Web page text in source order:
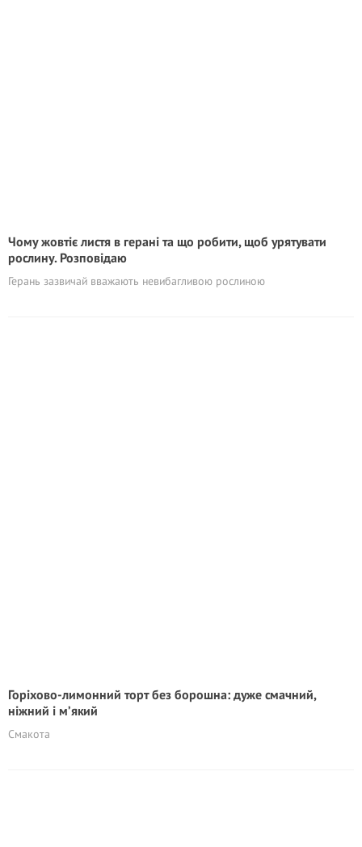
Чому жовтіє листя в герані та що робити, щоб урятувати
рослину. Розповідаю
Герань зазвичай вважають невибагливою рослиною
Горіхово-лимонний торт без борошна: дуже смачний,
ніжний і м’який
Смакота